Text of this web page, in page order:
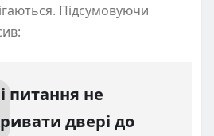
Підсумовуючи
питання не
двері до